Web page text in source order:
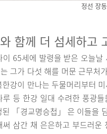
정선 장
함께 더 섬세하고
이 65세에 발령을 받은 오늘
그가 다섯 해를 머문 근무처
한강이 만나는 두물머리부터
루 등 한강 일대 수려한 풍광
된 「경교명승첩」 은 이들을
써 삼간 채 은은하고 부드러